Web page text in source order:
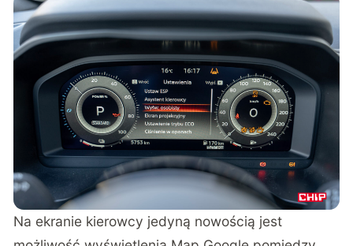
Na ekranie kierowcy jedyną nowością jest